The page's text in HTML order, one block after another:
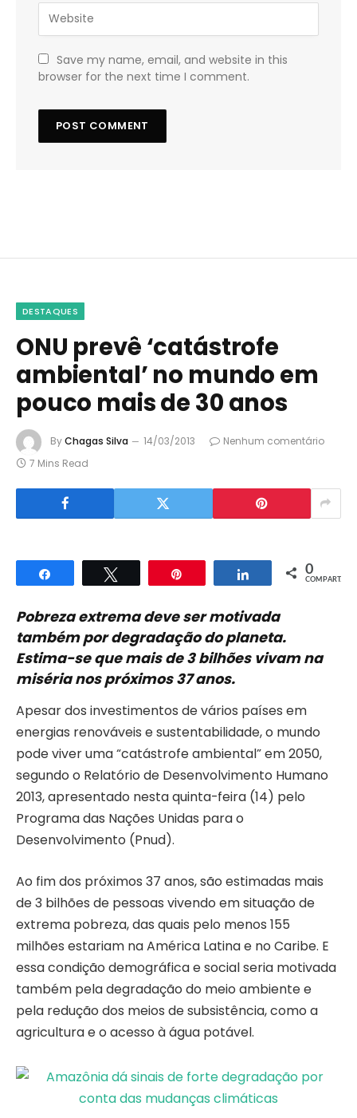
Save my name, email, and website in this
browser for the next time I comment.
DESTAQUES
ONU prevê ‘catástrofe
ambiental’ no mundo em
pouco mais de 30 anos
ByChagas Silva 14/03/2013
Nenhum comentário
7 Mins Read
Compartilhar Compartilhar
0
COMPART.
Pobreza extrema deve ser motivada
também por degradação do planeta.
Estima-se que mais de 3 bilhões vivam na
miséria nos próximos 37 anos.
Apesar dos investimentos de vários países em
energias renováveis e sustentabilidade, o mundo
pode viver uma “catástrofe ambiental” em 2050,
segundo o Relatório de Desenvolvimento Humano
2013, apresentado nesta quinta-feira (14) pelo
Programa das Nações Unidas para o
Desenvolvimento (Pnud).
Ao fim dos próximos 37 anos, são estimadas mais
de 3 bilhões de pessoas vivendo em situação de
extrema pobreza, das quais pelo menos 155
milhões estariam na América Latina e no Caribe. E
essa condição demográfica e social seria motivada
também pela degradação do meio ambiente e
pela redução dos meios de subsistência, como a
agricultura e o acesso à água potável.